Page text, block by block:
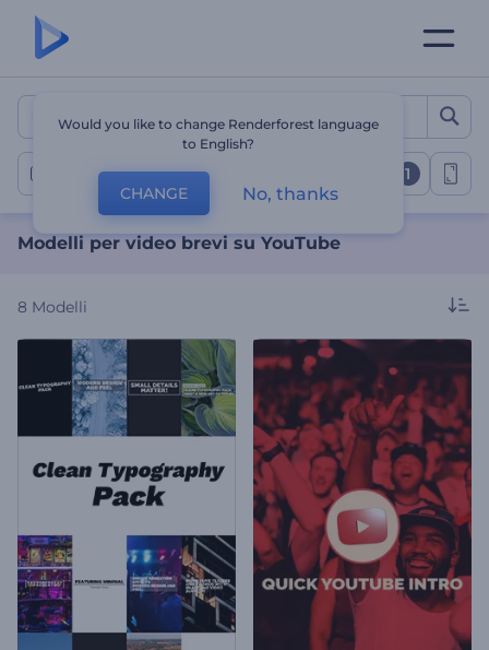
Modelli per video brevi su
YouTube Shorts 1
Modelli per video brevi su YouTube
8 Modelli
Would you like to change Renderforest language
to English?
CHANGE No, thanks